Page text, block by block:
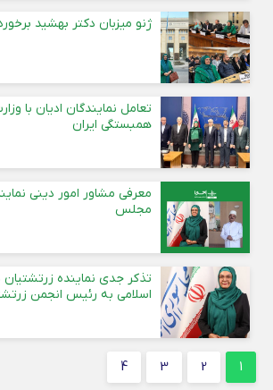
ژنو میزبان دکتر بهشید
تعامل نمایندگان ادیان با
همبستگی ایران
معرفی مشاور امور دینی
مجلس
تذکر جدی نماینده
اسلامی به رئیس انجمن
1
2
3
4